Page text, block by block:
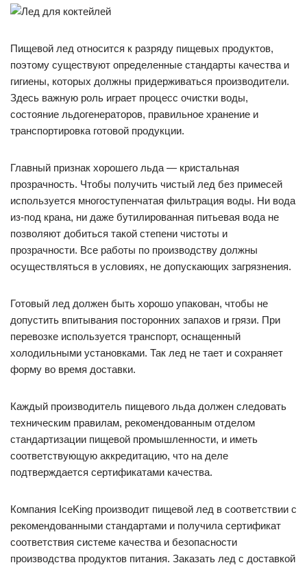
Пищевой лед относится к разряду пищевых продуктов,
поэтому существуют определенные стандарты качества и
гигиены, которых должны придерживаться производители.
Здесь важную роль играет процесс очистки воды,
состояние льдогенераторов, правильное хранение и
транспортировка готовой продукции.
Главный признак хорошего льда — кристальная
прозрачность. Чтобы получить чистый лед без примесей
используется многоступенчатая фильтрация воды. Ни вода
из-под крана, ни даже бутилированная питьевая вода не
позволяют добиться такой степени чистоты и
прозрачности. Все работы по производству должны
осуществляться в условиях, не допускающих загрязнения.
Готовый лед должен быть хорошо упакован, чтобы не
допустить впитывания посторонних запахов и грязи. При
перевозке используется транспорт, оснащенный
холодильными установками. Так лед не тает и сохраняет
форму во время доставки.
Каждый производитель пищевого льда должен следовать
техническим правилам, рекомендованным отделом
стандартизации пищевой промышленности, и иметь
соответствующую аккредитацию, что на деле
подтверждается сертификатами качества.
Компания IceKing производит пищевой лед в соответствии с
рекомендованными стандартами и получила сертификат
соответствия системе качества и безопасности
производства продуктов питания. Заказать лед с доставкой